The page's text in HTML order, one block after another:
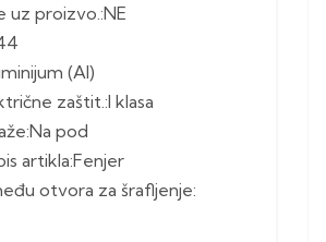
uz proizvo.:NE
(Al)
zaštit.:I klasa
pod
artikla:Fenjer
otvora za šrafljenje: